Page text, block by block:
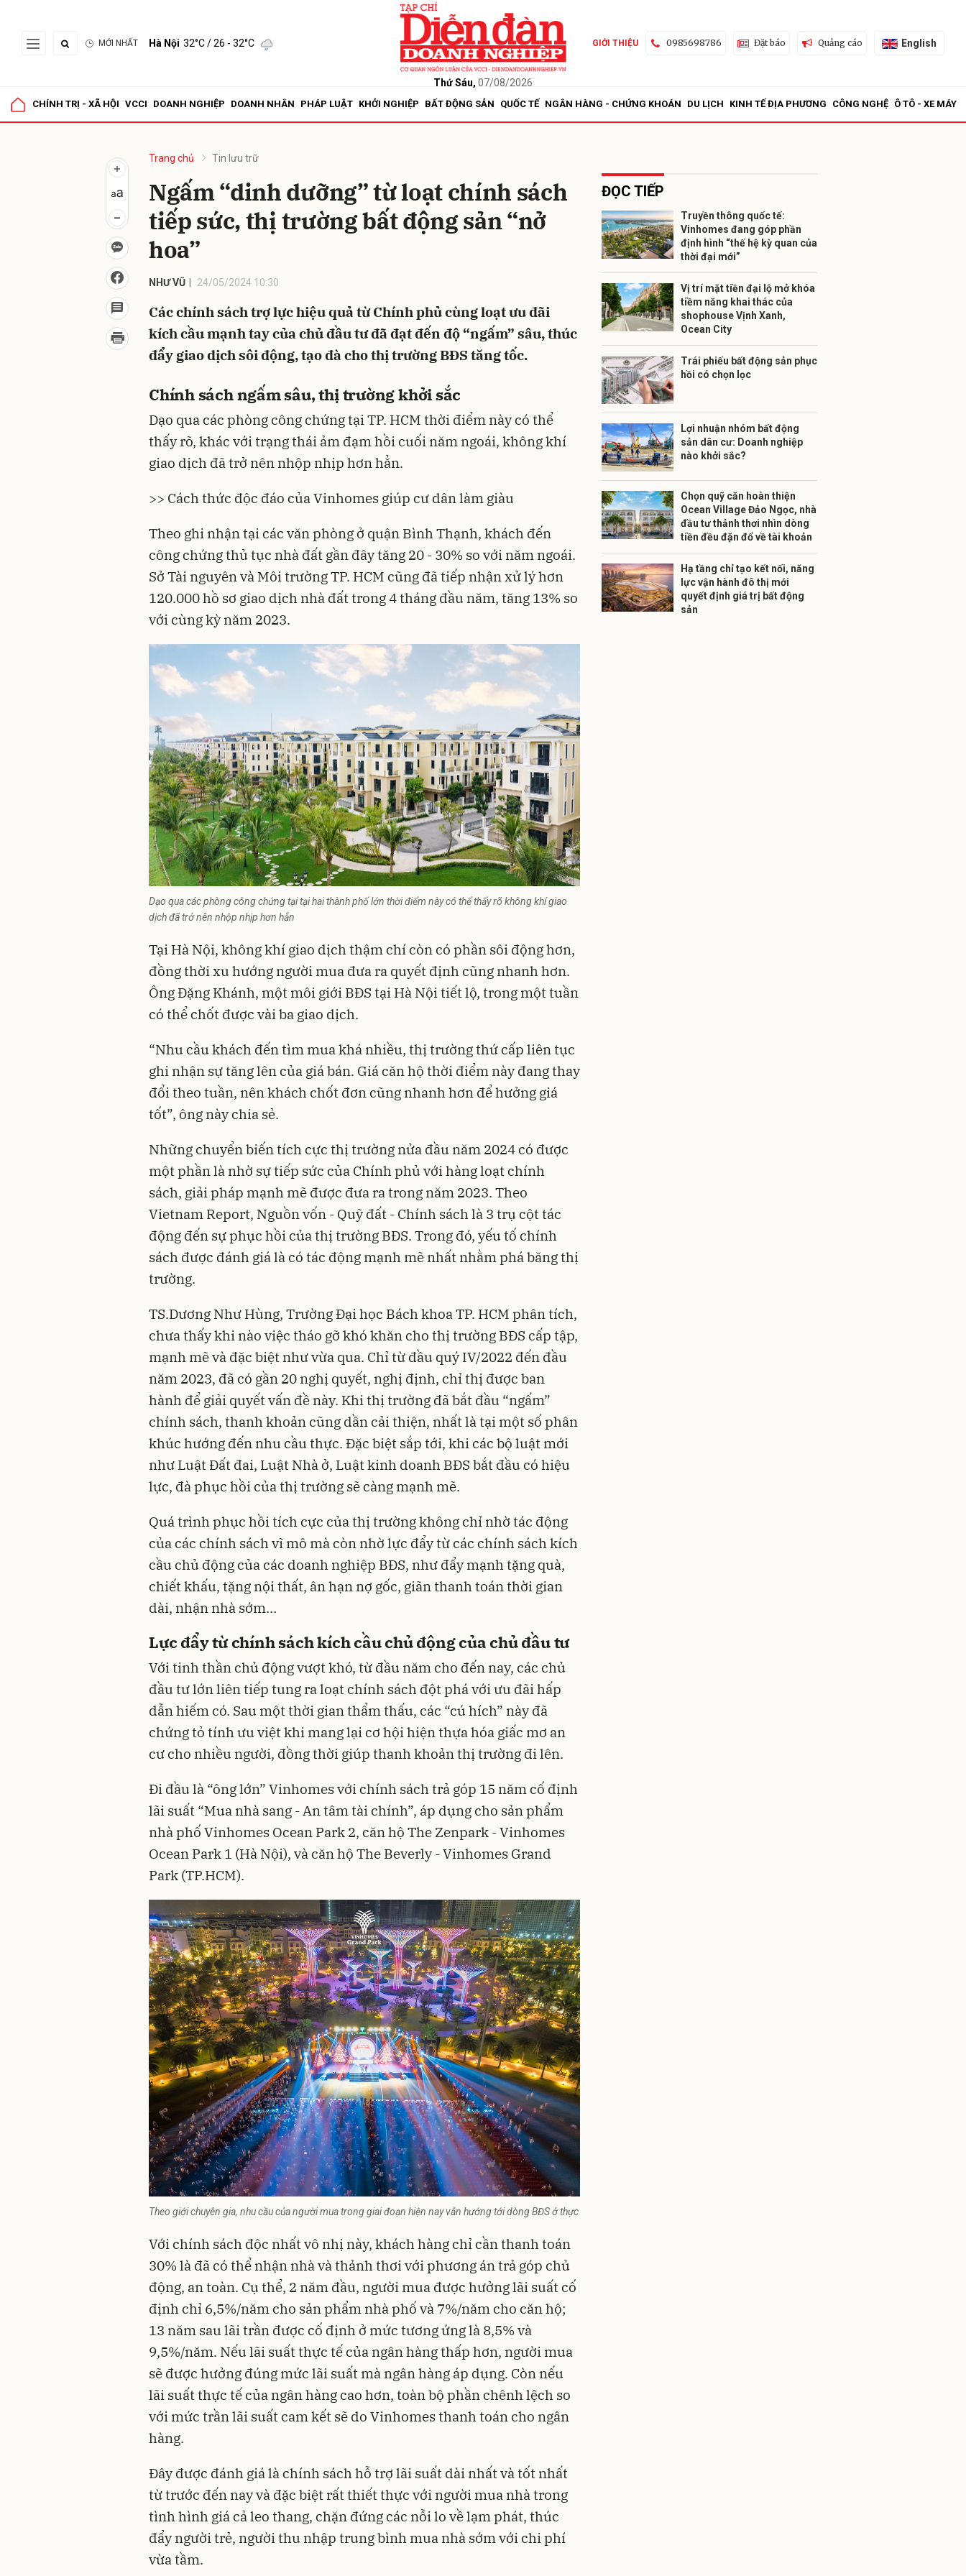
MỚI NHẤT Hà Nội 32°C/ 26 - 32°C
Thứ Sáu, 07/08/2026
GIỚI THIỆU 0985698786 Đặt báo Quảng cáo English
CHÍNH TRỊ - XÃ HỘI VCCI DOANH NGHIỆP DOANH NHÂN PHÁP LUẬT KHỞI NGHIỆP BẤT ĐỘNG SẢN QUỐC TẾ NGÂN HÀNG - CHỨNG KHOÁN DU LỊCH KINH TẾ ĐỊA PHƯƠNG CÔNG NGHỆ Ô TÔ - XE MÁY
Trang chủ Tin lưu trữ
Ngấm “dinh dưỡng” từ loạt chính sách
tiếp sức, thị trường bất động sản “nở
hoa”
NHƯ VŨ 24/05/2024 10:30
Các chính sách trợ lực hiệu quả từ Chính phủ cùng loạt ưu đãi
kích cầu mạnh tay của chủ đầu tư đã đạt đến độ “ngấm” sâu, thúc
đẩy giao dịch sôi động, tạo đà cho thị trường BĐS tăng tốc.
Chính sách ngấm sâu, thị trường khởi sắc
Dạo qua các phòng công chứng tại TP. HCM thời điểm này có thể
thấy rõ, khác với trạng thái ảm đạm hồi cuối năm ngoái, không khí
giao dịch đã trở nên nhộp nhịp hơn hẳn.
>> Cách thức độc đáo của Vinhomes giúp cư dân làm giàu
Theo ghi nhận tại các văn phòng ở quận Bình Thạnh, khách đến
công chứng thủ tục nhà đất gần đây tăng 20 - 30% so với năm ngoái.
Sở Tài nguyên và Môi trường TP. HCM cũng đã tiếp nhận xử lý hơn
120.000 hồ sơ giao dịch nhà đấttrong 4 tháng đầu năm, tăng 13% so
với cùng kỳ năm 2023.
Dạo qua các phòng công chứng tại tại hai thành phố lớn thời điểm này có thể thấy rõ không khí giao
dịch đã trở nên nhộp nhịp hơn hẳn
Tại Hà Nội, không khí giao dịch thậm chí còn có phần sôi động hơn,
đồng thời xu hướng người mua đưa ra quyết định cũng nhanh hơn.
Ông Đặng Khánh, một môi giới BĐS tại Hà Nội tiết lộ, trong một tuần
có thể chốt được vài ba giao dịch.
“Nhu cầu khách đến tìm mua khá nhiều, thị trường thứ cấp liên tục
ghi nhận sự tăng lên của giá bán. Giá căn hộ thời điểm này đang thay
đổi theo tuần, nên khách chốt đơn cũng nhanh hơn để hưởng giá
tốt”, ông này chia sẻ.
Những chuyển biến tích cực thị trường nửa đầu năm 2024 có được
một phần là nhờ sự tiếp sức của Chính phủ với hàng loạt chính
sách, giải pháp mạnh mẽ được đưa ra trong năm 2023. Theo
Vietnam Report, Nguồn vốn - Quỹ đất - Chính sách là 3 trụ cột tác
động đến sự phục hồi củathị trường BĐS. Trong đó, yếu tố chính
sách được đánh giá là có tác động mạnh mẽ nhất nhằm phá băng thị
trường.
TS.Dương Như Hùng, Trường Đại học Bách khoa TP. HCM phân tích,
chưa thấy khi nào việc tháo gỡ khó khăn cho thị trường BĐS cấp tập,
mạnh mẽ và đặc biệt như vừa qua. Chỉ từ đầu quý IV/2022 đến đầu
năm 2023, đã có gần 20 nghị quyết, nghị định, chỉ thị được ban
hành để giải quyết vấn đề này. Khi thị trường đã bắt đầu “ngấm”
chính sách, thanh khoản cũng dần cải thiện, nhất là tại một số phân
khúc hướng đến nhu cầu thực. Đặc biệt sắp tới, khi các bộ luật mới
như Luật Đất đai, Luật Nhà ở, Luật kinh doanh BĐS bắt đầu có hiệu
lực, đà phục hồi củathị trường sẽ càng mạnh mẽ.
Quá trình phục hồi tích cực của thị trường không chỉ nhờ tác động
của các chính sách vĩ mô mà còn nhờ lực đẩy từ các chính sách kích
cầu chủ động của các doanh nghiệp BĐS, như đẩy mạnh tặng quà,
chiết khấu, tặng nội thất, ân hạn nợ gốc, giãn thanh toán thời gian
dài, nhận nhà sớm…
Lực đẩy từ chính sách kích cầu chủ động của chủ đầu tư
Với tinh thần chủ động vượt khó, từ đầu năm cho đến nay, các chủ
đầu tư lớn liên tiếp tung ra loạt chính sách đột phá với ưu đãi hấp
dẫn hiếm có. Sau một thời gian thẩm thấu, các “cú hích” này đã
chứng tỏ tính ưu việt khi mang lại cơ hội hiện thựa hóa giấc mơ an
cư cho nhiều người, đồng thời giúp thanh khoản thị trường đi lên.
Đi đầu là “ông lớn” Vinhomes với chính sách trả góp 15 năm cố định
lãi suất “Mua nhà sang - An tâm tài chính”, áp dụng cho sản phẩm
nhà phố Vinhomes Ocean Park 2, căn hộ The Zenpark - Vinhomes
Ocean Park 1 (Hà Nội), và căn hộ The Beverly - Vinhomes Grand
Park (TP.HCM).
Theo giới chuyên gia, nhu cầu của người mua trong giai đoạn hiện nay vẫn hướng tới dòng BĐS ở thực
Với chính sách độc nhất vô nhị này, khách hàng chỉ cần thanh toán
30% là đã có thể nhận nhà và thảnh thơi với phương án trả góp chủ
động, an toàn. Cụ thể, 2 năm đầu, người mua được hưởng lãi suất cố
định chỉ 6,5%/năm cho sản phẩm nhà phố và 7%/năm cho căn hộ;
13 năm sau lãi trần được cố định ở mức tương ứng là 8,5% và
9,5%/năm. Nếu lãi suất thực tế của ngân hàng thấp hơn, người mua
sẽ được hưởng đúng mức lãi suất mà ngân hàng áp dụng. Còn nếu
lãi suất thực tế của ngân hàng cao hơn, toàn bộ phần chênh lệch so
với mức trần lãi suất cam kết sẽ do Vinhomes thanh toán cho ngân
hàng.
Đây được đánh giá là chính sách hỗ trợ lãi suất dài nhất và tốt nhất
từ trước đến nay và đặc biệt rất thiết thực với người mua nhà trong
tình hình giá cả leo thang, chặn đứng các nỗi lo về lạm phát, thúc
đẩy người trẻ, người thu nhập trung bình mua nhà sớm với chi phí
vừa tầm.
ĐỌC TIẾP
Truyền thông quốc tế:
Vinhomes đang góp phần
định hình “thế hệ kỳ quan của
thời đại mới”
Vị trí mặt tiền đại lộ mở khóa
tiềm năng khai thác của
shophouse Vịnh Xanh,
Ocean City
Trái phiếu bất động sản phục
hồi có chọn lọc
Lợi nhuận nhóm bất động
sản dân cư: Doanh nghiệp
nào khởi sắc?
Chọn quỹ căn hoàn thiện
Ocean Village Đảo Ngọc, nhà
đầu tư thảnh thơi nhìn dòng
tiền đều đặn đổ về tài khoản
Hạ tầng chỉ tạo kết nối, năng
lực vận hành đô thị mới
quyết định giá trị bất động
sản
Gửi